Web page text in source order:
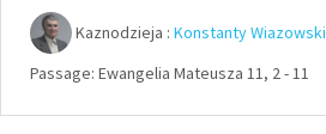
Kaznodzieja : Konstanty Wiazowski
Passage: Ewangelia Mateusza 11, 2 - 11